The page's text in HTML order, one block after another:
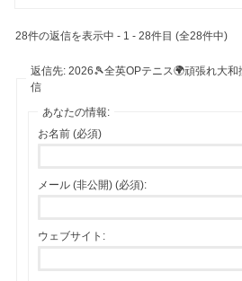
28件の返信を表示中 - 1 - 28件目 (全28件中)
返信先: 2026🎾全英OPテニス🌍頑張れ大
信
あなたの情報:
お名前 (必須)
メール (非公開) (必須):
ウェブサイト: